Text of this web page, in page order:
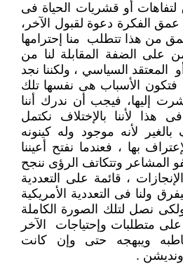
لتفاهات أو قشريات الحياة فى
الفكرة دعوة لقبول الآخر،
من هذا تتطلب منا إحترامها
على الضفة المقابلة لنا من
المعتقد السياسي ، ولكننا نجد
فتكون الأسباب هى نفسها تلك
إليها، فيجب أن ندرك أننا
هذا لأننا بالإختلاف نكتمل
لأنه موجود وله كينونه
بها ، فعندما نفتح أعيننا
المشاعر وتتكاتف الرؤى ننجح
، قائمة على التعددية
ولنا فى التعددية الأمريكية
نصل لتلك الصورة الكاملة
متطلبات وإحتياجات الآخر
ويبهجه حتى وإن كانت
.